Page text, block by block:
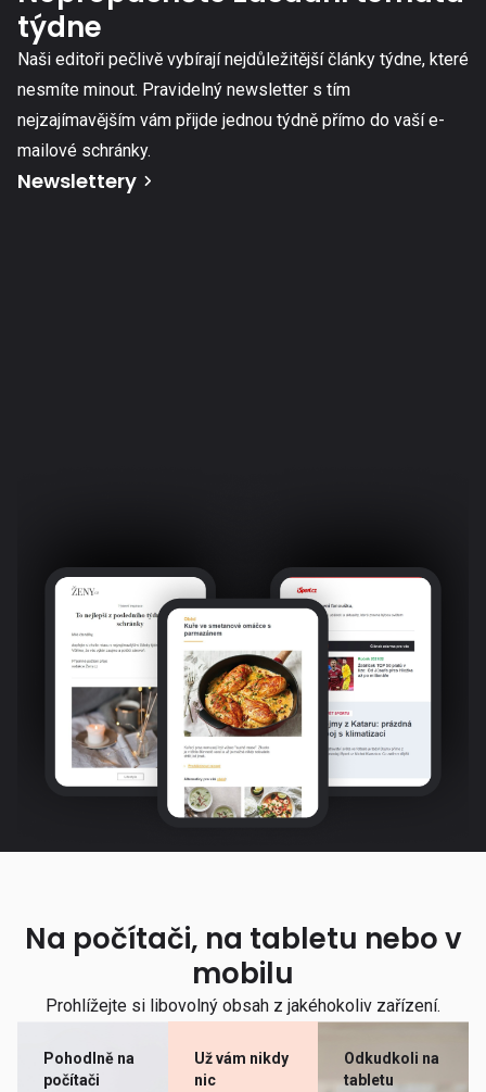
týdne
Naši editoři pečlivě vybírají nejdůležitější články týdne, které
nesmíte minout. Pravidelný newsletter s tím
nejzajímavějším vám přijde jednou týdně přímo do vaší e-
mailové schránky.
Newslettery
Na počítači, na tabletu nebo v
mobilu
Prohlížejte si libovolný obsah z jakéhokoliv zařízení.
Pohodlně na
počítači
Už vám nikdy
nic
Odkudkoli na
tabletu